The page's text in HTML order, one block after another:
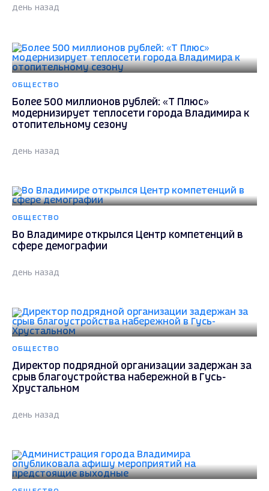
день назад
ОБЩЕСТВО
Более 500 миллионов рублей: «Т Плюс»
модернизирует теплосети города Владимира к
отопительному сезону
день назад
ОБЩЕСТВО
Во Владимире открылся Центр компетенций в
сфере демографии
день назад
ОБЩЕСТВО
Директор подрядной организации задержан за
срыв благоустройства набережной в Гусь-
Хрустальном
день назад